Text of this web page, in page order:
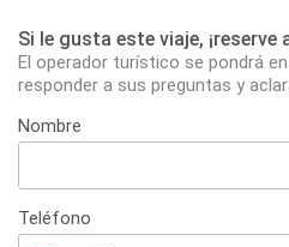
Si le gusta este viaje, ¡reserve
El operador turístico se pondrá
responder a sus preguntas y
Nombre
Teléfono